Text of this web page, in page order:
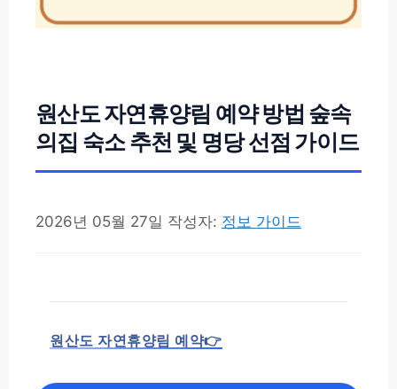
원산도 자연휴양림 예약 방법 숲속
의집 숙소 추천 및 명당 선점 가이드
2026년 05월 27일 작성자: 정보 가이드
원산도 자연휴양림 예약👉